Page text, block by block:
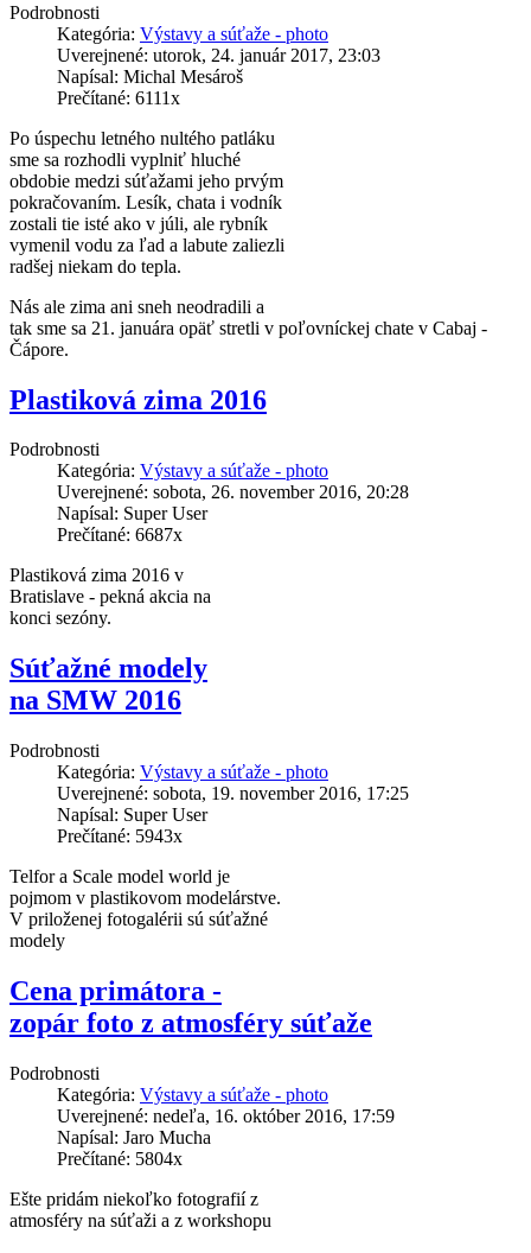
Podrobnosti
Kategória: Výstavy a súťaže - photo
Uverejnené: utorok, 24. január 2017, 23:03
Napísal: Michal Mesároš
Prečítané: 6111x
Po úspechu letného nultého patláku
sme sa rozhodli vyplniť hluché
obdobie medzi súťažami jeho prvým
pokračovaním. Lesík, chata i vodník
zostali tie isté ako v júli, ale rybník
vymenil vodu za ľad a labute zaliezli
radšej niekam do tepla.
Nás ale zima ani sneh neodradili a
tak sme sa 21. januára opäť stretli v poľovníckej chate v Cabaj -
Čápore.
Plastiková zima 2016
Podrobnosti
Kategória: Výstavy a súťaže - photo
Uverejnené: sobota, 26. november 2016, 20:28
Napísal: Super User
Prečítané: 6687x
Plastiková zima 2016 v
Bratislave - pekná akcia na
konci sezóny.
Súťažné modely
na SMW 2016
Podrobnosti
Kategória: Výstavy a súťaže - photo
Uverejnené: sobota, 19. november 2016, 17:25
Napísal: Super User
Prečítané: 5943x
Telfor a Scale model world je
pojmom v plastikovom modelárstve.
V priloženej fotogalérii sú súťažné
modely
Cena primátora -
zopár foto z atmosféry súťaže
Podrobnosti
Kategória: Výstavy a súťaže - photo
Uverejnené: nedeľa, 16. október 2016, 17:59
Napísal: Jaro Mucha
Prečítané: 5804x
Ešte pridám niekoľko fotografií z
atmosféry na súťaži a z workshopu